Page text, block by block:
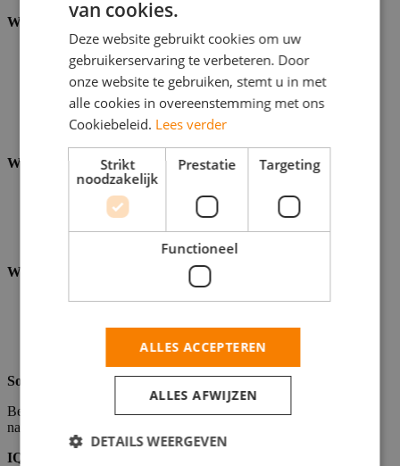
Wat wij bieden
Nachtwerk van gemiddeld
19:00 - 06:00 / 11:00 uur
Fulltime of parttime inzet mogelijk
Werk bij eenvooraanstaand bedrijf gespecialiseerd in
verse broodleveringen
Afwisselende routes, inclusief internationale ritten
Teamgerichte en ondersteunende werkcultuur
Wat je doet
Bezorging van vers brood aan supermarkten
Laden van de vrachtwagen en plannen van efficiënte routes
Veilig en tijdig bezorgen tijdens nachtelijke ritten
Wat wij vragen
RijbewijsC
Teamspeler met oog voor kwaliteit
Solliciteren
Ben jij de nachtelijke broodbezorger die we zoeken? Stuur je CV
naar
IQ Select als werkgever
van cookies.
Deze website gebruikt cookies om uw
gebruikerservaring te verbeteren. Door
onze website te gebruiken, stemt u in met
alle cookies in overeenstemming met ons
Cookiebeleid. Lees verder
Strikt
noodzakelijk
Prestatie Targeting
Functioneel
ALLES ACCEPTEREN
ALLES AFWIJZEN
DETAILS WEERGEVEN